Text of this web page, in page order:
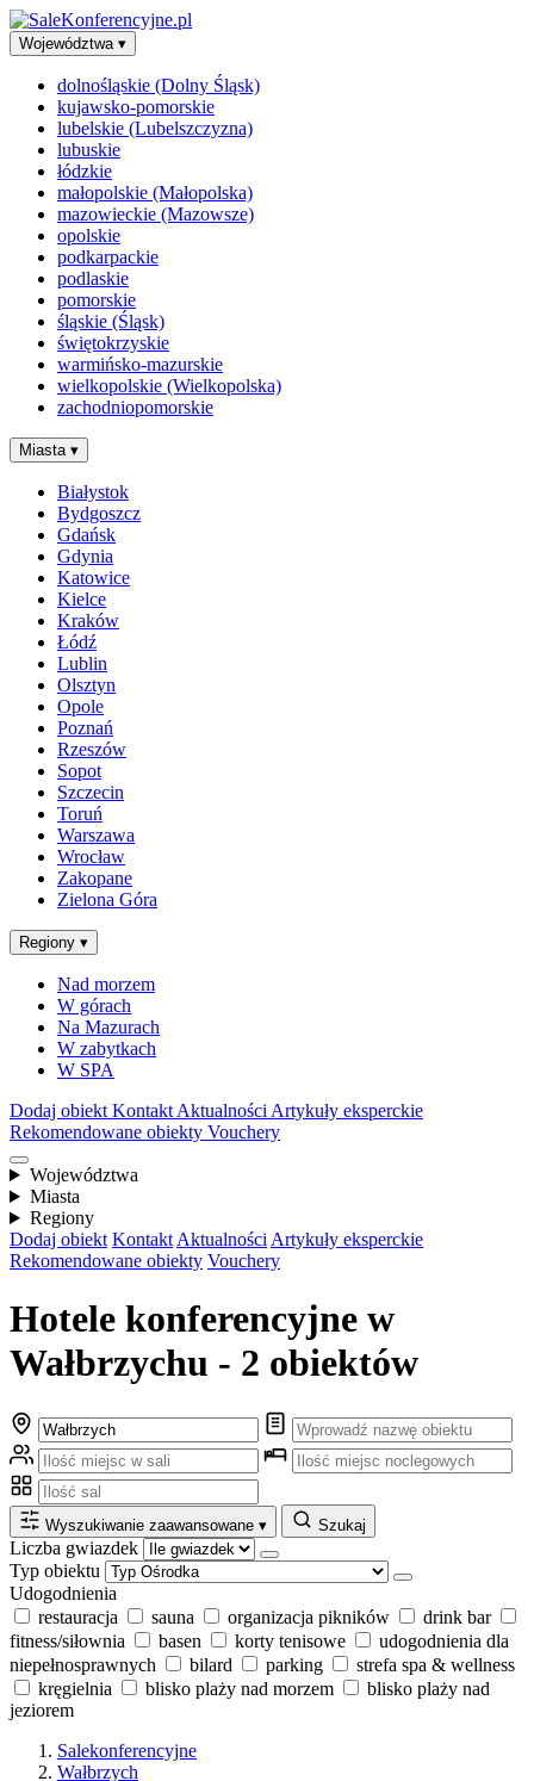
Województwa ▾
dolnośląskie (Dolny Śląsk)
kujawsko-pomorskie
lubelskie (Lubelszczyzna)
lubuskie
łódzkie
małopolskie (Małopolska)
mazowieckie (Mazowsze)
opolskie
podkarpackie
podlaskie
pomorskie
śląskie (Śląsk)
świętokrzyskie
warmińsko-mazurskie
wielkopolskie (Wielkopolska)
zachodniopomorskie
Miasta ▾
Białystok
Bydgoszcz
Gdańsk
Gdynia
Katowice
Kielce
Kraków
Łódź
Lublin
Olsztyn
Opole
Poznań
Rzeszów
Sopot
Szczecin
Toruń
Warszawa
Wrocław
Zakopane
Zielona Góra
Regiony ▾
Nad morzem
W górach
Na Mazurach
W zabytkach
W SPA
Dodaj obiekt Kontakt Aktualności Artykuły eksperckie
Rekomendowane obiekty Vouchery
Województwa
Miasta
Regiony
Dodaj obiekt Kontakt Aktualności Artykuły eksperckie
Rekomendowane obiekty Vouchery
Hotele konferencyjne w
Wałbrzychu - 2 obiektów
Wyszukiwanie zaawansowane ▾ Szukaj
Liczba gwiazdek
Typ obiektu
Udogodnienia
restauracja
sauna organizacja pikników
drink bar
fitness/siłownia
basen korty tenisowe
udogodnienia dla
niepełnosprawnych
bilard parking
strefa spa & wellness
kręgielnia
blisko plaży nad morzem
blisko plaży nad
jeziorem
Salekonferencyjne
Wałbrzych